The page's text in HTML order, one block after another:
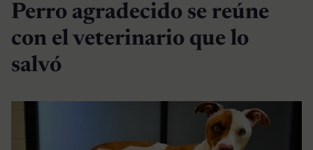
Perro agradecido se reúne
con el veterinario que lo
salvó